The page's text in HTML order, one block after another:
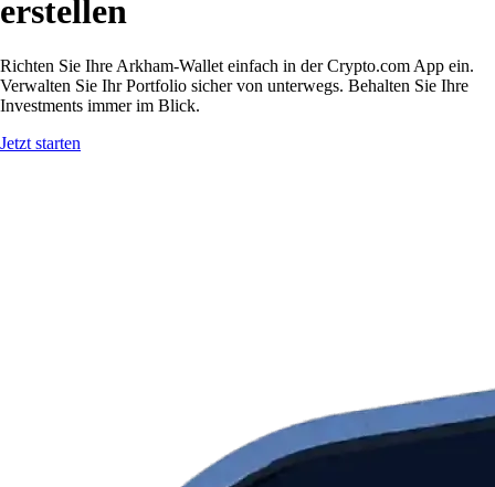
erstellen
Richten Sie Ihre Arkham-Wallet einfach in der Crypto.com App ein.
Verwalten Sie Ihr Portfolio sicher von unterwegs. Behalten Sie Ihre
Investments immer im Blick.
Jetzt starten